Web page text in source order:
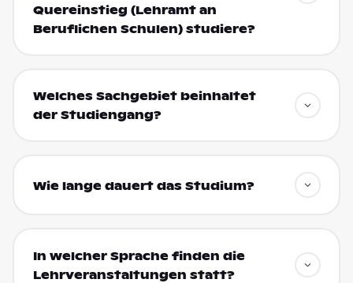
Quereinstieg (Lehramt an
Beruflichen Schulen) studiere?
Welches Sachgebiet beinhaltet
der Studiengang?
Wie lange dauert das Studium?
In welcher Sprache finden die
Lehrveranstaltungen statt?